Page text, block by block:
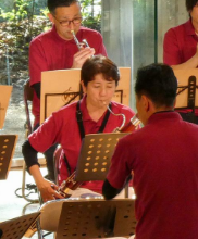
page
産品/ツクリビト
products